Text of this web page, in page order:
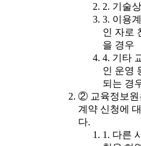
2. 기술
3. 이용
인 자로
을 경우
4. 기타
인 운영
되는 경
② 교육정보원
계약 신청에
다.
1. 다른